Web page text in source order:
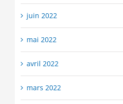
juin 2022
mai 2022
avril 2022
mars 2022